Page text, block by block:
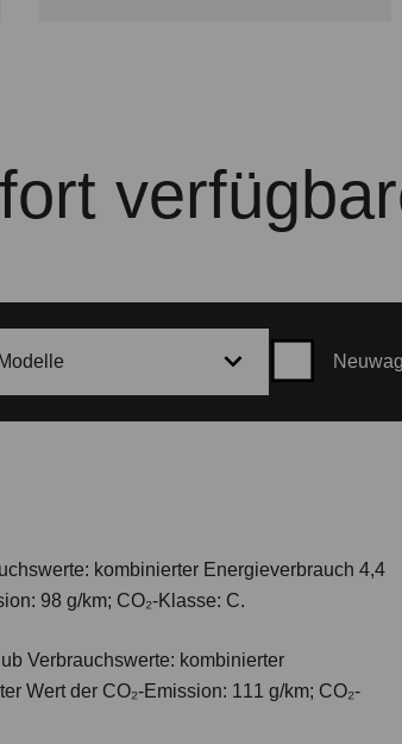
kombinierter Energieverbrauch 4,4
98 g/km; CO₂-Klasse: C.
Verbrauchswerte: kombinierter
Wert der CO₂-Emission: 111 g/km; CO₂-